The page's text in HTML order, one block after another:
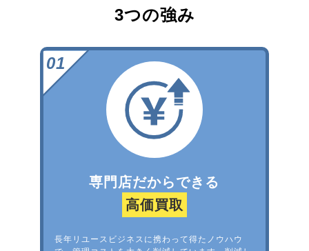
3つの強み
専門店だからできる
高価買取
長年リユースビジネスに携わって得たノウハウ